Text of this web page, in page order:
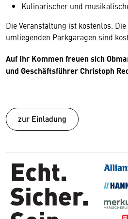
Kulinarischer und
Die Veranstaltung ist kostenlos.
umliegenden Parkgaragen sind
Auf Ihr Kommen freuen sich
und Geschäftsführer Christoph
zur Einladung